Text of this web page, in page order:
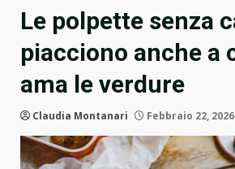
Le polpette senza
piacciono anche a
ama le verdure
Claudia Montanari Febbraio 22, 2026